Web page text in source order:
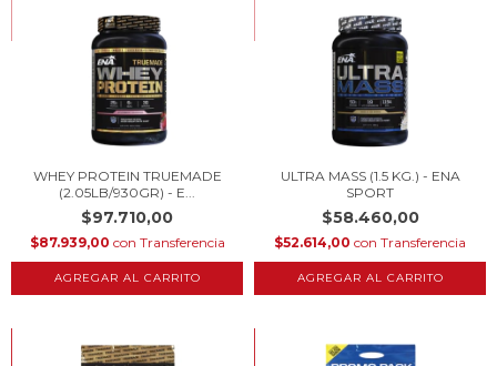
HASTA 10% OFF
COMPRANDO EN CANTIDAD
WHEY PROTEIN TRUEMADE
(2.05LB/930GR) - E...
$97.710,00
$87.939,00 con Transferencia
AGREGAR AL CARRITO
HASTA 10% OFF
COMPRANDO EN CANTIDAD
ULTRA MASS (1.5 KG.) - ENA
SPORT
$58.460,00
$52.614,00 con Transferencia
AGREGAR AL CARRITO
HASTA 10% OFF
COMPRANDO EN CANTIDAD
HASTA 10% OFF
COMPRANDO EN CANTIDAD